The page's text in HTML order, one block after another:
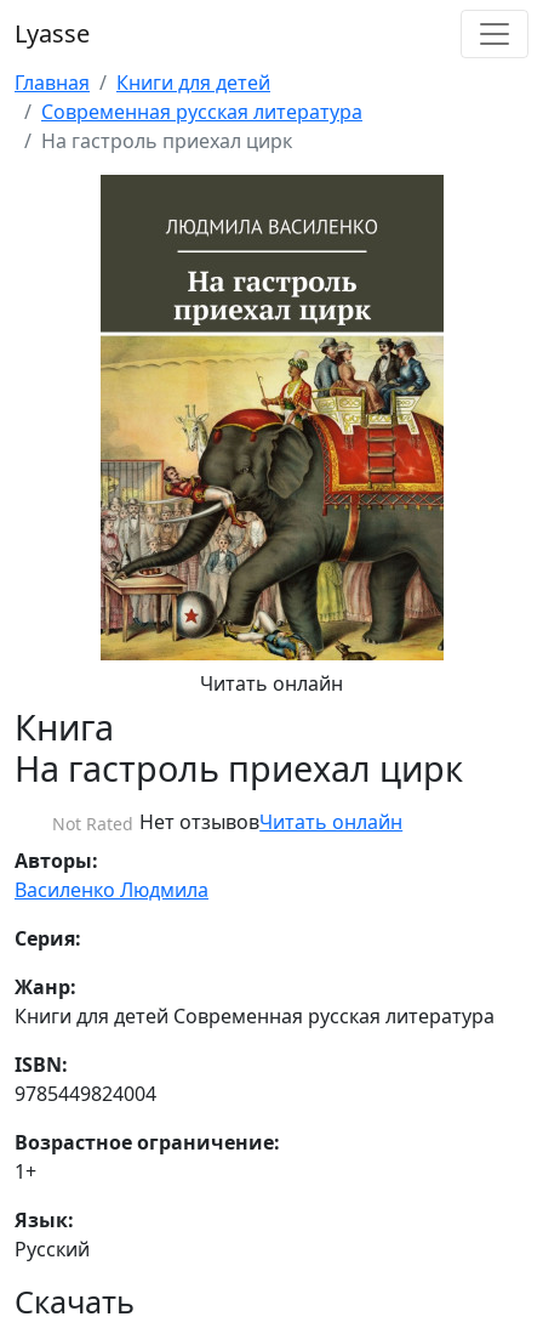
Lyasse
Главная
Книги для детей
Современная русская литература
На гастроль приехал цирк
Читать онлайн
Книга
На гастроль приехал цирк
Not Rated Нет отзывовЧитать онлайн
Авторы:
Василенко Людмила
Серия:
Жанр:
Книги для детей Современная русская литература
ISBN:
9785449824004
Возрастное ограничение:
1+
Язык:
Русский
Скачать